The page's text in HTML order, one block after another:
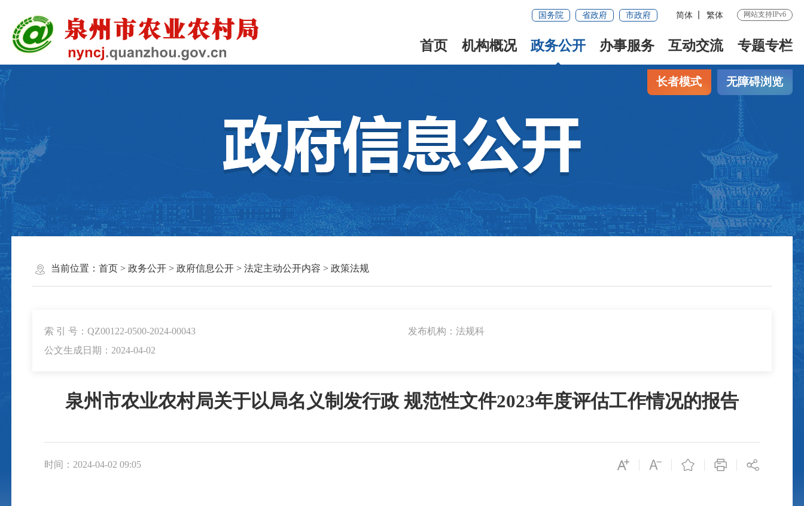
国务院 省政府 市政府 简体 繁体 网站支持IPv6
首页 机构概况 政务公开 办事服务 互动交流 专题专栏
长者模式 无障碍浏览
当前位置： 首页> 政务公开> 政府信息公开> 法定主动公开内容 > 政策法规
索 引 号：QZ00122-0500-2024-00043
发布机构：法规科
公文生成日期：2024-04-02
泉州市农业农村局关于以局名义制发行政 规范性文件2023年度评估工作情况的报告
时间：2024-04-02 09:05